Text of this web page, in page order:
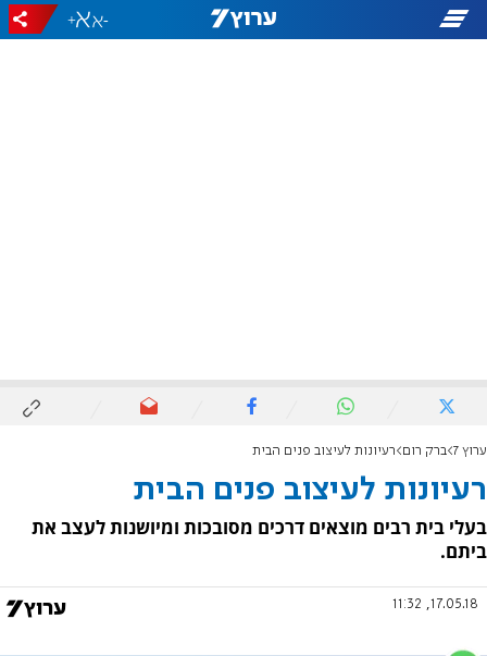
-
+
ערוץ 7 ברק רום רעיונות לעיצוב פנים הבית
רעיונות לעיצוב פנים הבית
בעלי בית רבים מוצאים דרכים מסובכות ומיושנות לעצב את
ביתם.
17.05.18, 11:32